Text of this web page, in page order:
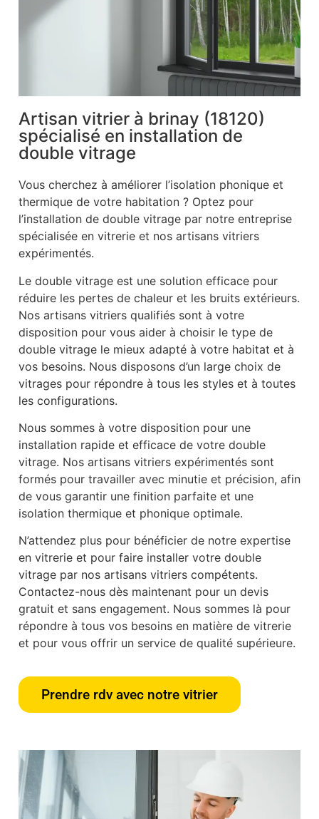
Artisan vitrier à brinay (18120)
spécialisé en installation de
double vitrage
Vous cherchez à améliorer l’isolation phonique et
thermique de votre habitation ? Optez pour
l’installation de double vitrage par notre entreprise
spécialisée en vitrerie et nos artisans vitriers
expérimentés.
Le double vitrage est une solution efficace pour
réduire les pertes de chaleur et les bruits extérieurs.
Nos artisans vitriers qualifiés sont à votre
disposition pour vous aider à choisir le type de
double vitrage le mieux adapté à votre habitat et à
vos besoins. Nous disposons d’un large choix de
vitrages pour répondre à tous les styles et à toutes
les configurations.
Nous sommes à votre disposition pour une
installation rapide et efficace de votre double
vitrage. Nos artisans vitriers expérimentés sont
formés pour travailler avec minutie et précision, afin
de vous garantir une finition parfaite et une
isolation thermique et phonique optimale.
N’attendez plus pour bénéficier de notre expertise
en vitrerie et pour faire installer votre double
vitrage par nos artisans vitriers compétents.
Contactez-nous dès maintenant pour un devis
gratuit et sans engagement. Nous sommes là pour
répondre à tous vos besoins en matière de vitrerie
et pour vous offrir un service de qualité supérieure.
Prendre rdv avec notre vitrier